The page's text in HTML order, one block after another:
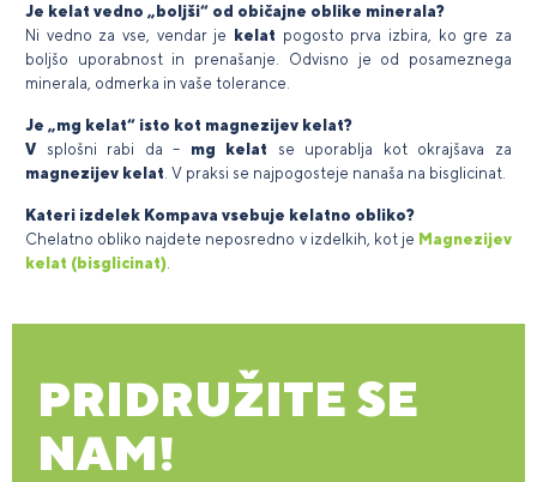
Je kelat vedno „boljši“ od običajne oblike minerala?
Ni vedno za vse, vendar je
kelat pogosto prva izbira, ko gre za
boljšo uporabnost in prenašanje. Odvisno je od posameznega
minerala, odmerka in vaše tolerance.
Je „mg kelat“ isto kot magnezijev kelat?
V splošni rabi da – mg kelat se uporablja kot okrajšava za
magnezijev kelat. V praksi se najpogosteje nanaša na bisglicinat.
Kateri izdelek Kompava vsebuje kelatno obliko?
Chelatno obliko najdete neposredno v izdelkih, kot je Magnezijev
kelat (bisglicinat).
PRIDRUŽITE SE
NAM!